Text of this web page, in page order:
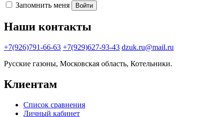
Запомнить меня Войти
Наши контакты
+7(926)791-66-63 +7(929)627-93-43 dzuk.ru@mail.ru
Русские газоны, Московская область, Котельники.
Клиентам
Список сравнения
Личный кабинет